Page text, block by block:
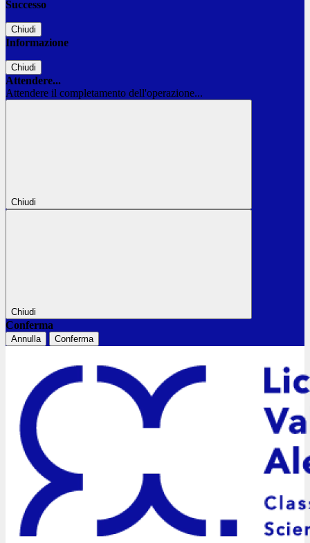
Successo
Chiudi
Informazione
Chiudi
Attendere...
Attendere il completamento dell'operazione...
Chiudi
Chiudi
Conferma
Annulla Conferma